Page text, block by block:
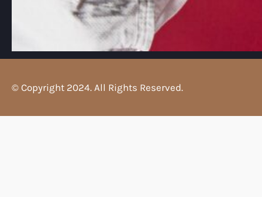
© Copyright 2024. All Rights Reserved.